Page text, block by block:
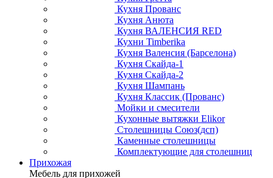
Кухня Прованс
Кухня Анюта
Кухня ВАЛЕНСИЯ RED
Кухни Timberika
Кухня Валенсия (Барселона)
Кухня Скайда-1
Кухня Скайда-2
Кухня Шампань
Кухня Классик (Прованс)
Мойки и смесители
Кухонные вытяжки Elikor
Столешницы Союз(дсп)
Каменные столешницы
Комплектующие для столешниц
Прихожая
Мебель для прихожей